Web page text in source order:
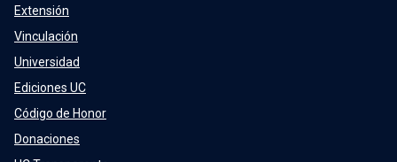
Extensión
Vinculación
Universidad
Ediciones UC
Código de Honor
Donaciones